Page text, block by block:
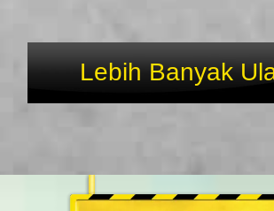
Lebih Banyak